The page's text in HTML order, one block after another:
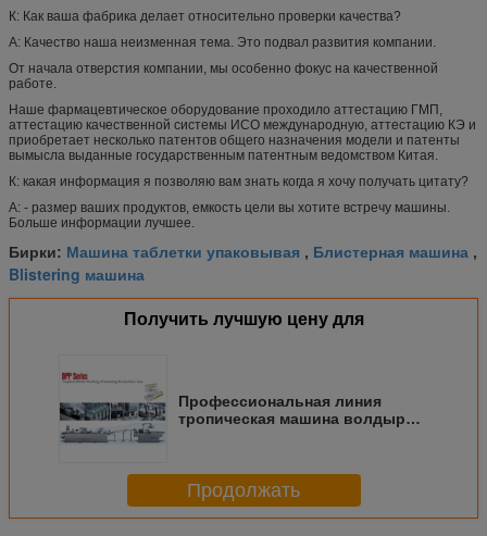
К: Как ваша фабрика делает относительно проверки качества?
А: Качество наша неизменная тема. Это подвал развития компании.
От начала отверстия компании, мы особенно фокус на качественной
работе.
Наше фармацевтическое оборудование проходило аттестацию ГМП,
аттестацию качественной системы ИСО международную, аттестацию КЭ и
приобретает несколько патентов общего назначения модели и патенты
вымысла выданные государственным патентным ведомством Китая.
К: какая информация я позволяю вам знать когда я хочу получать цитату?
А: - размер ваших продуктов, емкость цели вы хотите встречу машины.
Больше информации лучшее.
Бирки: Машина таблетки упаковывая , Блистерная машина ,
Blistering машина
Получить лучшую цену для
Профессиональная линия
тропическая машина волдыря
Продолжать